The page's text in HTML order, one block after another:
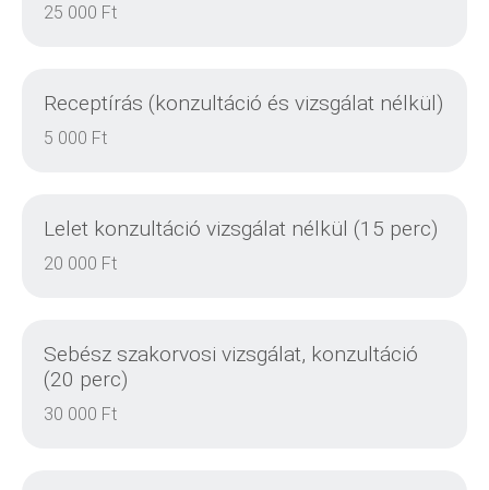
DETAILS
25 000 Ft
Receptírás (konzultáció és vizsgálat nélkül)
5 000 Ft
Lelet konzultáció vizsgálat nélkül (15 perc)
20 000 Ft
Sebész szakorvosi vizsgálat, konzultáció
(20 perc)
30 000 Ft